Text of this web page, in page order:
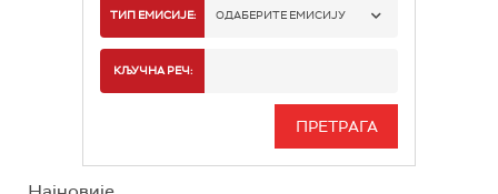
РТС 1
РТС 3
ТИП ЕМИСИЈЕ: ОДАБЕРИТЕ ЕМИСИЈУ
ИНФО
КЉУЧНА РЕЧ: